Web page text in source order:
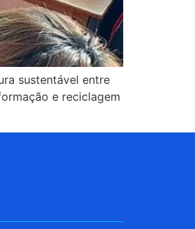
sustentável entre
e reciclagem